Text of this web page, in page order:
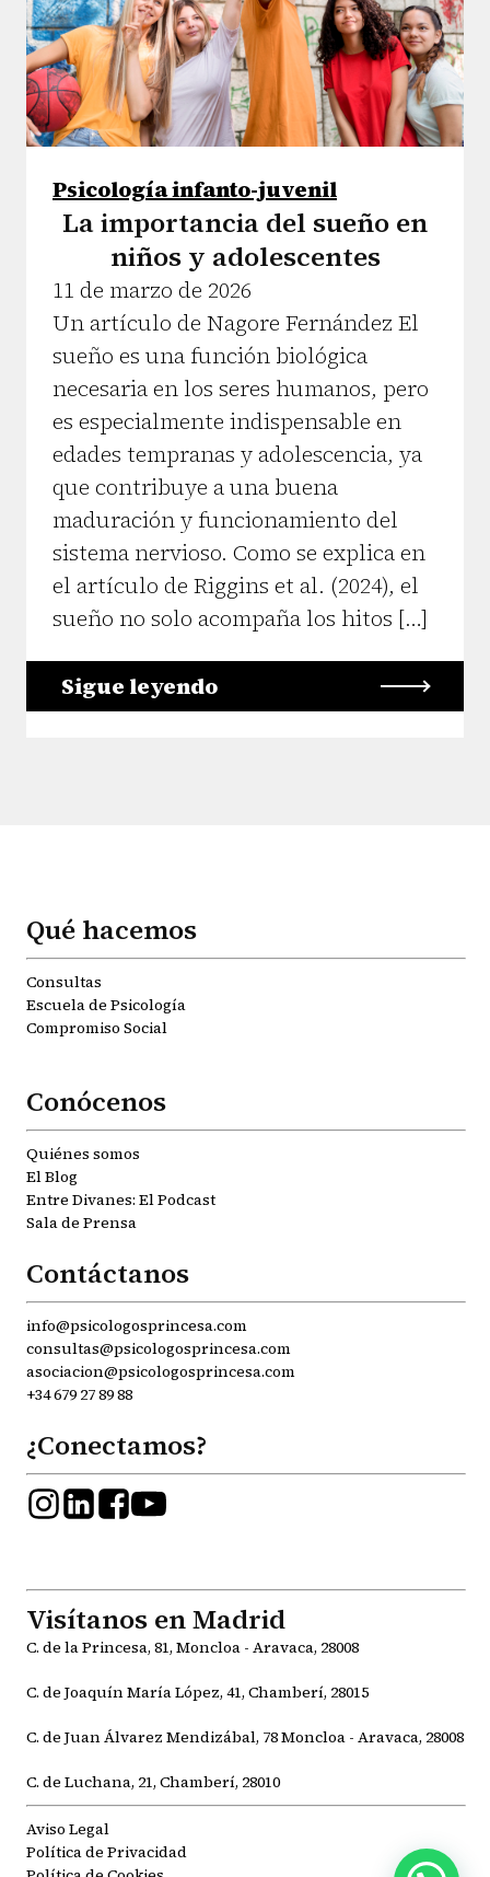
Psicología infanto-juvenil
La importancia del sueño en
niños y adolescentes
11 de marzo de 2026
Un artículo de Nagore Fernández El
sueño es una función biológica
necesaria en los seres humanos, pero
es especialmente indispensable en
edades tempranas y adolescencia, ya
que contribuye a una buena
maduración y funcionamiento del
sistema nervioso. Como se explica en
el artículo de Riggins et al. (2024), el
sueño no solo acompaña los hitos […]
Sigue leyendo
Qué hacemos
Consultas
Escuela de Psicología
Compromiso Social
Conócenos
Quiénes somos
El Blog
Entre Divanes: El Podcast
Sala de Prensa
Contáctanos
info@psicologosprincesa.com
consultas@psicologosprincesa.com
asociacion@psicologosprincesa.com
+34 679 27 89 88
¿Conectamos?
Visítanos en Madrid
C. de la Princesa, 81, Moncloa - Aravaca, 28008
C. de Joaquín María López, 41, Chamberí, 28015
C. de Juan Álvarez Mendizábal, 78 Moncloa - Aravaca, 28008
C. de Luchana, 21, Chamberí, 28010
Aviso Legal
Política de Privacidad